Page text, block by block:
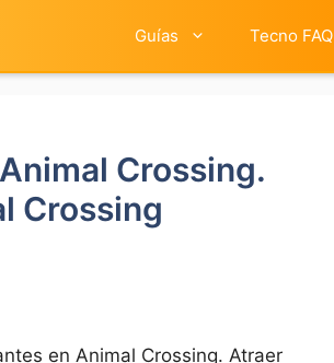
Guías Tecno FAQ
Crossing.
Crossing
en Animal Crossing. Atraer